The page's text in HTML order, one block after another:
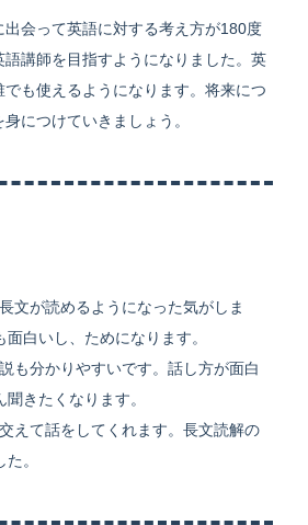
会って英語に対する考え方が180度
講師を目指すようになりました。英
も使えるようになります。将来につ
につけていきましょう。
文が読めるようになった気がしま
白いし、ためになります。
も分かりやすいです。話し方が面白
きたくなります。
えて話をしてくれます。長文読解の
。